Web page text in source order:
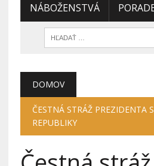
NÁBOŽENSTVÁ
DOMOV
ČESTNÁ STRÁŽ PREZIDENTA
REPUBLIKY